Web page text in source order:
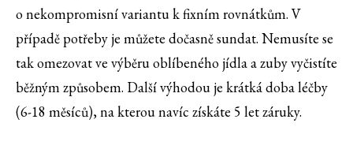
o nekompromisní variantu k fixním rovnátkům. V
případě potřeby je můžete dočasně sundat. Nemusíte se
tak omezovat ve výběru oblíbeného jídla a zuby vyčistíte
běžným způsobem. Další výhodou je krátká doba léčby
(6-18 měsíců), na kterou navíc získáte 5 let záruky.